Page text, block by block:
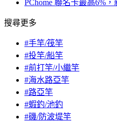
PChome 聯名卡最高6%
搜尋更多
#手竿/筏竿
#投竿/船竿
#前打竿/小繼竿
#海水路亞竿
#路亞竿
#蝦釣/池釣
#磯/防波堤竿